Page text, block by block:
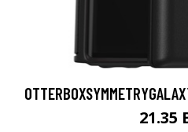
21.35